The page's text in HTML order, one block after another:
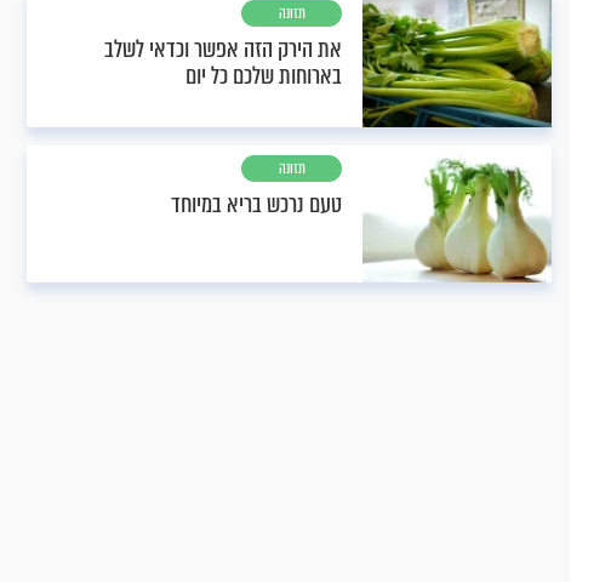
תזונה
את הירק הזה אפשר וכדאי לשלב
בארוחות שלכם כל יום
תזונה
טעם נרכש בריא במיוחד